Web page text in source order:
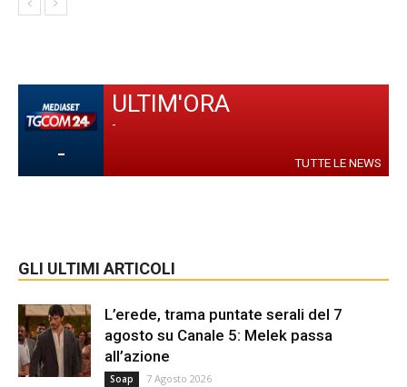
-
ULTIM'ORA
-
TUTTE LE NEWS
GLI ULTIMI ARTICOLI
L’erede, trama puntate serali del 7
agosto su Canale 5: Melek passa
all’azione
Soap 7 Agosto 2026